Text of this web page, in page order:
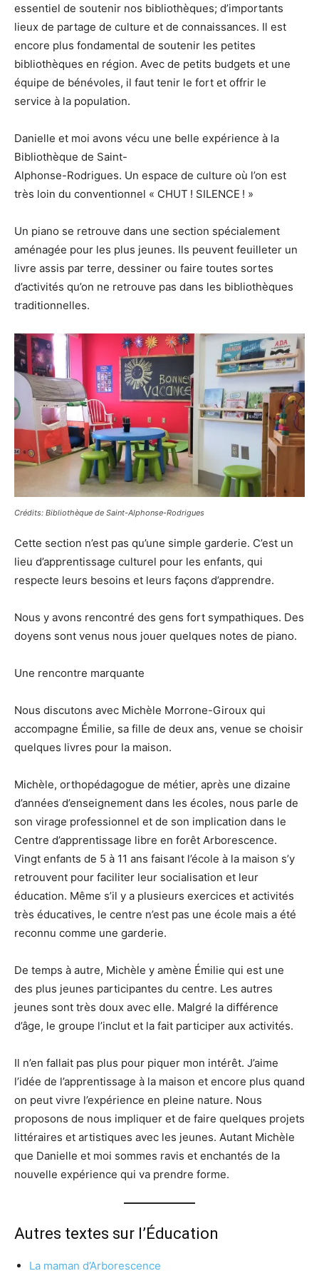
essentiel de soutenir nos bibliothèques; d’importants
lieux de partage de culture et de connaissances. Il est
encore plus fondamental de soutenir les petites
bibliothèques en région. Avec de petits budgets et une
équipe de bénévoles, il faut tenir le fort et offrir le
service à la population.
Danielle et moi avons vécu une belle expérience à la
Bibliothèque de Saint-
Alphonse-Rodrigues. Un espace de culture où l’on est
très loin du conventionnel « CHUT ! SILENCE ! »
Un piano se retrouve dans une section spécialement
aménagée pour les plus jeunes. Ils peuvent feuilleter un
livre assis par terre, dessiner ou faire toutes sortes
d’activités qu’on ne retrouve pas dans les bibliothèques
traditionnelles.
Crédits: Bibliothèque de Saint-Alphonse-Rodrigues
Cette section n’est pas qu’une simple garderie. C’est un
lieu d’apprentissage culturel pour les enfants, qui
respecte leurs besoins et leurs façons d’apprendre.
Nous y avons rencontré des gens fort sympathiques. Des
doyens sont venus nous jouer quelques notes de piano.
Une rencontre marquante
Nous discutons avec Michèle Morrone-Giroux qui
accompagne Émilie, sa fille de deux ans, venue se choisir
quelques livres pour la maison.
Michèle, orthopédagogue de métier, après une dizaine
d’années d’enseignement dans les écoles, nous parle de
son virage professionnel et de son implication dans le
Centre d’apprentissage libre en forêt Arborescence.
Vingt enfants de 5 à 11 ans faisant l’école à la maison s’y
retrouvent pour faciliter leur socialisation et leur
éducation. Même s’il y a plusieurs exercices et activités
très éducatives, le centre n’est pas une école mais a été
reconnu comme une garderie.
De temps à autre, Michèle y amène Émilie qui est une
des plus jeunes participantes du centre. Les autres
jeunes sont très doux avec elle. Malgré la différence
d’âge, le groupe l’inclut et la fait participer aux activités.
Il n’en fallait pas plus pour piquer mon intérêt. J’aime
l’idée de l’apprentissage à la maison et encore plus quand
on peut vivre l’expérience en pleine nature. Nous
proposons de nous impliquer et de faire quelques projets
littéraires et artistiques avec les jeunes. Autant Michèle
que Danielle et moi sommes ravis et enchantés de la
nouvelle expérience qui va prendre forme.
Autres textes sur l’Éducation
La maman d’Arborescence